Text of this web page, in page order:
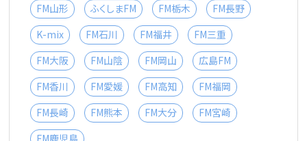
FM山形
ふくしまFM FM栃木
FM長野
K-mix
FM石川 FM福井
FM三重
FM大阪
FM山陰 FM岡山
広島FM
FM香川
FM愛媛 FM高知
FM福岡
FM長崎
FM熊本 FM大分
FM宮崎
FM鹿児島